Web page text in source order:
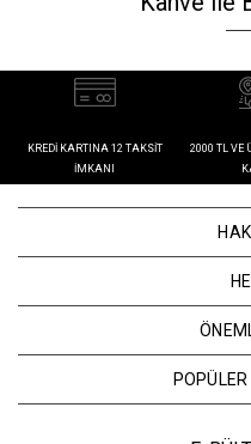
KREDI KARTINA 12 TAKSIT
İMKANI
2000 TL VE